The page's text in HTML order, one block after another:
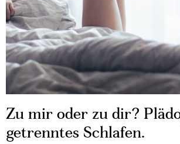
Zu mir oder zu dir?
getrenntes Schlafen.